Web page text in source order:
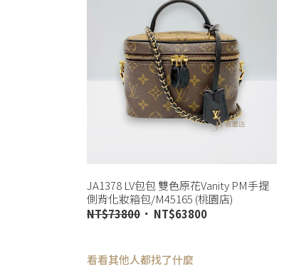
JA1378 LV包包 雙色原花Vanity PM手提
側背化妝箱包/M45165 (桃園店)
NT$73800 NT$63800
看看其他人都找了什麼